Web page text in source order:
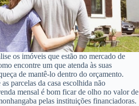
os imóveis que estão no mercado de
encontre um que atenda às suas
de mantê-lo dentro do orçamento.
parcelas da casa escolhida não
mensal é bom ficar de olho no valor de
pelas instituições financiadoras.